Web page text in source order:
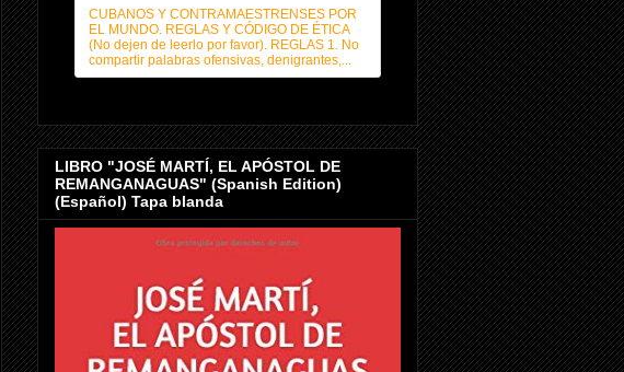
CUBANOS Y CONTRAMAESTRENSES POR
EL MUNDO. REGLAS Y CÓDIGO DE ÉTICA
(No dejen de leerlo por favor). REGLAS 1. No
compartir palabras ofensivas, denigrantes,...
LIBRO "JOSÉ MARTÍ, EL APÓSTOL DE
REMANGANAGUAS" (Spanish Edition)
(Español) Tapa blanda